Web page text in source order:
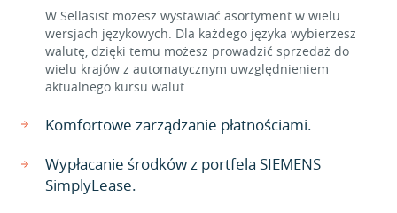
W Sellasist możesz wystawiać asortyment w wielu
wersjach językowych. Dla każdego języka wybierzesz
walutę, dzięki temu możesz prowadzić sprzedaż do
wielu krajów z automatycznym uwzględnieniem
aktualnego kursu walut.
Komfortowe zarządzanie płatnościami.
Wypłacanie środków z portfela SIEMENS
SimplyLease.